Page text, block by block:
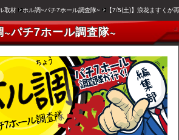
取材 ホル調~パチ7ホール調査隊~ 【7/5(土)】浪花ますく
~パチ7ホール調査隊~